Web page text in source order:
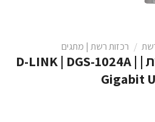
/ רכזות רשת | מתגים
מתג די-לינק 24 יציאות | D-LINK | DGS-1024A |
Gigabit